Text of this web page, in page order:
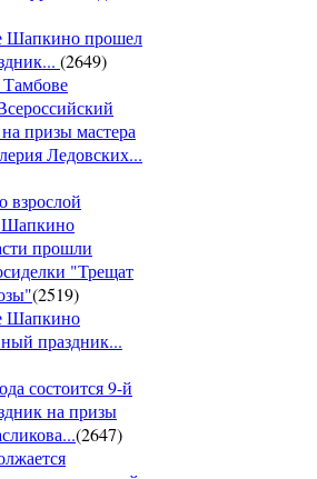
Шапкино прошел
(2649)
Тамбове
призы мастера
Ледовских...
взрослой
Шапкино
прошли
"Трещат
(2519)
Шапкино
праздник...
состоится 9-й
на призы
(2647)